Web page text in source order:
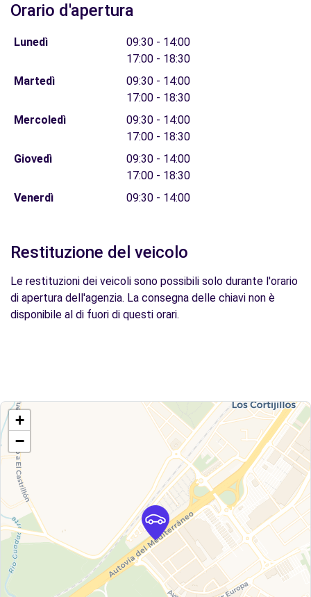
Orario d'apertura
Lunedì
09:30 - 14:00
17:00 - 18:30
Martedì
09:30 - 14:00
17:00 - 18:30
Mercoledì
09:30 - 14:00
17:00 - 18:30
Giovedì
09:30 - 14:00
17:00 - 18:30
Venerdì
09:30 - 14:00
Restituzione del veicolo
Le restituzioni dei veicoli sono possibili solo durante l'orario
di apertura dell'agenzia. La consegna delle chiavi non è
disponibile al di fuori di questi orari.
+
−